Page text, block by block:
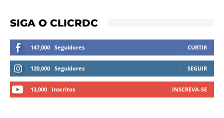
SIGA O CLICRDC
147,000 Seguidores CURTIR
120,000 Seguidores SEGUIR
13,000 Inscritos INSCREVA-SE